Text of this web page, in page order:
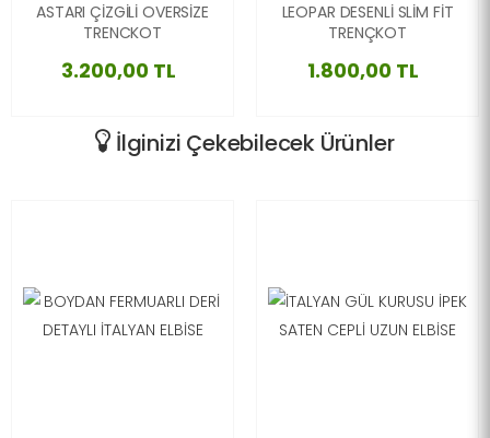
ASTARI ÇİZGİLİ OVERSİZE
TRENCKOT
3.200,00 TL
LEOPAR DESENLİ SLİM FİT
TRENÇKOT
1.800,00 TL
İlginizi Çekebilecek Ürünler